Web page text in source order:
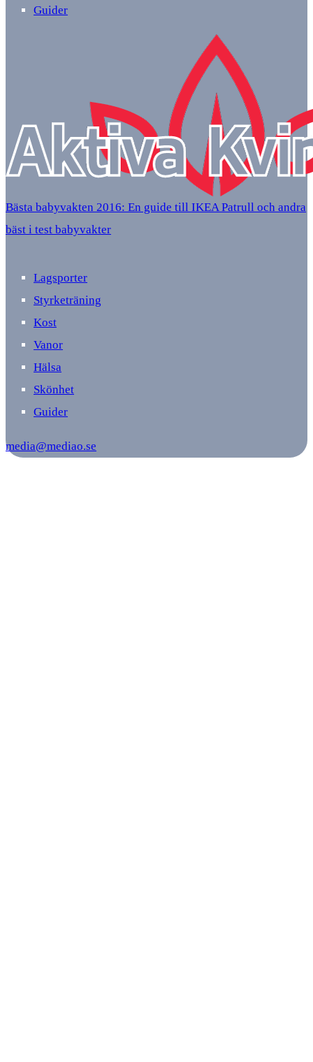
Guider
Bästa babyvakten 2016: En guide till IKEA Patrull och andra
bäst i test babyvakter
Lagsporter
Styrketräning
Kost
Vanor
Hälsa
Skönhet
Guider
media@mediao.se